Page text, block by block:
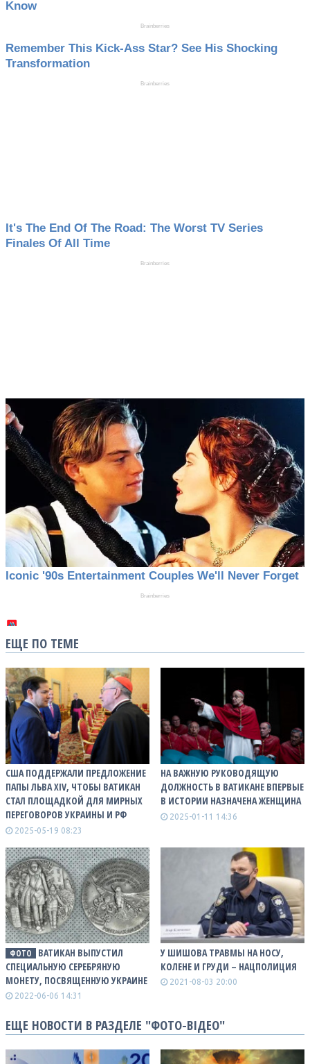
ЕЩЕ ПО ТЕМЕ
США ПОДДЕРЖАЛИ ПРЕДЛОЖЕНИЕ
ПАПЫ ЛЬВА XIV, ЧТОБЫ ВАТИКАН
СТАЛ ПЛОЩАДКОЙ ДЛЯ МИРНЫХ
ПЕРЕГОВОРОВ УКРАИНЫ И РФ
2025-05-19 08:23
НА ВАЖНУЮ РУКОВОДЯЩУЮ
ДОЛЖНОСТЬ В ВАТИКАНЕ ВПЕРВЫЕ
В ИСТОРИИ НАЗНАЧЕНА ЖЕНЩИНА
2025-01-11 14:36
ФОТО
ВАТИКАН ВЫПУСТИЛ
СПЕЦИАЛЬНУЮ СЕРЕБРЯНУЮ
МОНЕТУ, ПОСВЯЩЕННУЮ УКРАИНЕ
2022-06-06 14:31
У ШИШОВА ТРАВМЫ НА НОСУ,
КОЛЕНЕ И ГРУДИ – НАЦПОЛИЦИЯ
2021-08-03 20:00
ЕЩЕ НОВОСТИ В РАЗДЕЛЕ "ФОТО-ВІДЕО"